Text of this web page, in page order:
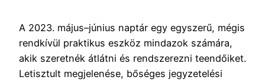
A 2023. május–június naptár egy egyszerű, mégis
rendkívül praktikus eszköz mindazok számára,
akik szeretnék átlátni és rendszerezni teendőiket.
Letisztult megjelenése, bőséges jegyzetelési